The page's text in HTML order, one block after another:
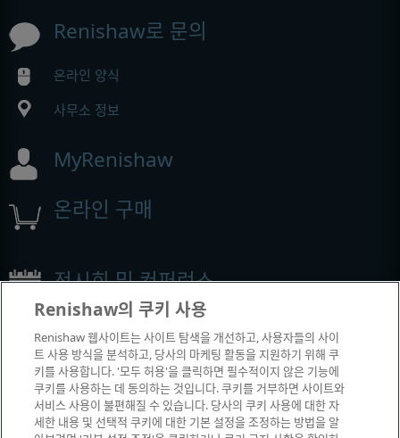
Renishaw로 문의
온라인 양식
사무소 정보
MyRenishaw
온라인 구매
전시회 및 컨퍼런스
Renishaw에서 참석하는 이벤트
Renishaw의 쿠키 사용
Renishaw 웹사이트는 사이트 탐색을 개선하고, 사용자들의 사이
트 사용 방식을 분석하고, 당사의 마케팅 활동을 지원하기 위해 쿠
키를 사용합니다. '모두 허용'을 클릭하면 필수적이지 않은 기능에
쿠키를 사용하는 데 동의하는 것입니다. 쿠키를 거부하면 사이트와
서비스 사용이 불편해질 수 있습니다. 당사의 쿠키 사용에 대한 자
세한 내용 및 선택적 쿠키에 대한 기본 설정을 조정하는 방법을 알